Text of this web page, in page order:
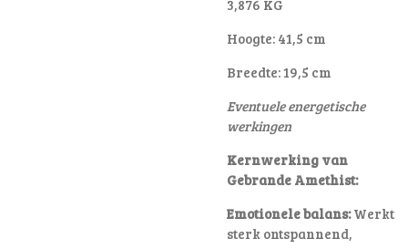
3,876 KG
Hoogte: 41,5 cm
Breedte: 19,5 cm
Eventuele energetische
werkingen
Kernwerking van
Gebrande Amethist:
Emotionele balans:Werkt
sterk ontspannend,